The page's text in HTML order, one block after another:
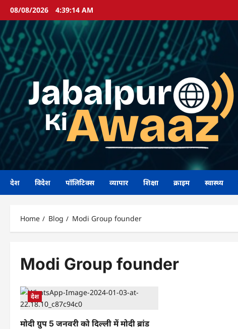
Skip
content
08/08/2026 4:39:15 AM
देश विदेश पॉलिटिक्स व्यापार शिक्षा क्राइम स्वास्थ्य
Home Blog Modi Group founder
Modi Group founder
देश
मोदी ग्रुप 5 जनवरी को दिल्ली में मोदी ब्रांड